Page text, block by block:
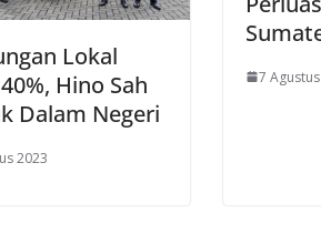
Lokal
Hino Sah
Dalam Negeri
2023
7